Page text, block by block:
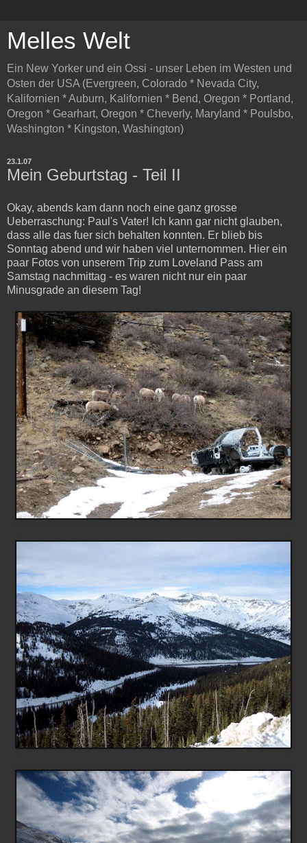
Melles Welt
Ein New Yorker und ein Ossi - unser Leben im Westen und
Osten der USA (Evergreen, Colorado * Nevada City,
Kalifornien * Auburn, Kalifornien * Bend, Oregon * Portland,
Oregon * Gearhart, Oregon * Cheverly, Maryland * Poulsbo,
Washington * Kingston, Washington)
23.1.07
Mein Geburtstag - Teil II
Okay, abends kam dann noch eine ganz grosse
Ueberraschung: Paul's Vater! Ich kann gar nicht glauben,
dass alle das fuer sich behalten konnten. Er blieb bis
Sonntag abend und wir haben viel unternommen. Hier ein
paar Fotos von unserem Trip zum Loveland Pass am
Samstag nachmittag - es waren nicht nur ein paar
Minusgrade an diesem Tag!